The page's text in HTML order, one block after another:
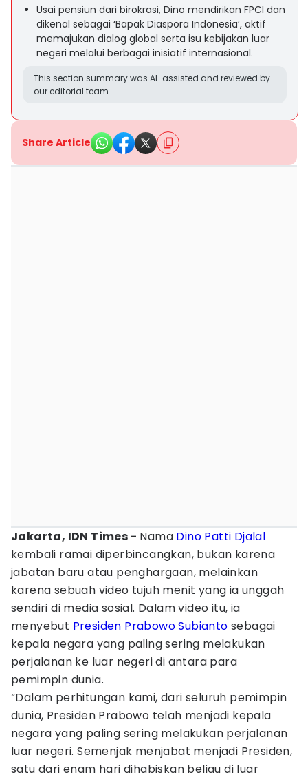
Usai pensiun dari birokrasi, Dino mendirikan FPCI dan
dikenal sebagai ‘Bapak Diaspora Indonesia’, aktif
memajukan dialog global serta isu kebijakan luar
negeri melalui berbagai inisiatif internasional.
This section summary was AI-assisted and reviewed by
our editorial team.
Share Article
Jakarta, IDN Times - Nama Dino Patti Djalal
kembali ramai diperbincangkan, bukan karena
jabatan baru atau penghargaan, melainkan
karena sebuah video tujuh menit yang ia unggah
sendiri di media sosial. Dalam video itu, ia
menyebut Presiden Prabowo Subianto sebagai
kepala negara yang paling sering melakukan
perjalanan ke luar negeri di antara para
pemimpin dunia.
“Dalam perhitungan kami, dari seluruh pemimpin
dunia, Presiden Prabowo telah menjadi kepala
negara yang paling sering melakukan perjalanan
luar negeri. Semenjak menjabat menjadi Presiden,
satu dari enam hari dihabiskan beliau di luar